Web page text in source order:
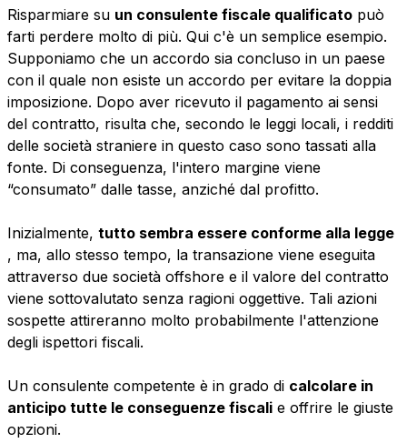
Risparmiare su un consulente fiscale qualificato può
farti perdere molto di più. Qui c'è un semplice esempio.
Supponiamo che un accordo sia concluso in un paese
con il quale non esiste un accordo per evitare la doppia
imposizione. Dopo aver ricevuto il pagamento ai sensi
del contratto, risulta che, secondo le leggi locali, i redditi
delle società straniere in questo caso sono tassati alla
fonte. Di conseguenza, l'intero margine viene
“consumato” dalle tasse, anziché dal profitto.
Inizialmente, tutto sembra essere conforme alla legge
, ma, allo stesso tempo, la transazione viene eseguita
attraverso due società offshore e il valore del contratto
viene sottovalutato senza ragioni oggettive. Tali azioni
sospette attireranno molto probabilmente l'attenzione
degli ispettori fiscali.
Un consulente competente è in grado di calcolare in
anticipo tutte le conseguenze fiscali e offrire le giuste
opzioni.